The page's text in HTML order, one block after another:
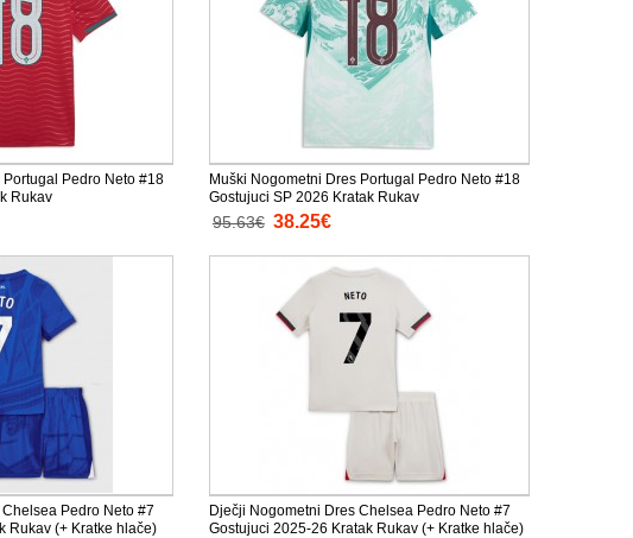
Pedro Neto #18
Rukav
Muški Nogometni Dres Portugal Pedro Neto #18
Gostujuci SP 2026 Kratak Rukav
95.63€ 38.25€
Pedro Neto #7
Rukav (+ Kratke hlače)
Dječji Nogometni Dres Chelsea Pedro Neto #7
Gostujuci 2025-26 Kratak Rukav (+ Kratke hlače)